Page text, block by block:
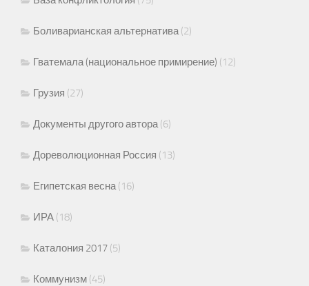
Боливарианская альтернатива(2)
Гватемала (национальное примирение) (12)
Грузия (27)
Документы другого автора(6)
Дореволюционная Россия (13)
Египетская весна(16)
ИРА (18)
Каталония 2017 (5)
Коммунизм (45)